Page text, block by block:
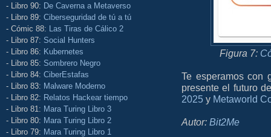
- Libro 90: De Caverna a Metaverso
- Libro 89: Ciberseguridad de tú a tú
- Cómic 88: Las Tiras de Cálico 2
- Libro 87: Social Hunters
- Libro 86: Kubernetes
- Libro 85: Sombrero Negro
- Libro 84: CiberEstafas
- Libro 83: Malware Moderno
- Libro 82: Relatos Hackear tiempo
- Libro 81: Mara Turing Libro 3
- Libro 80: Mara Turing Libro 2
- Libro 79: Mara Turing Libro 1
Figura 7:
Te esperamos con
presente el futuro
2025 y Metaworld
Autor: Bit2Me